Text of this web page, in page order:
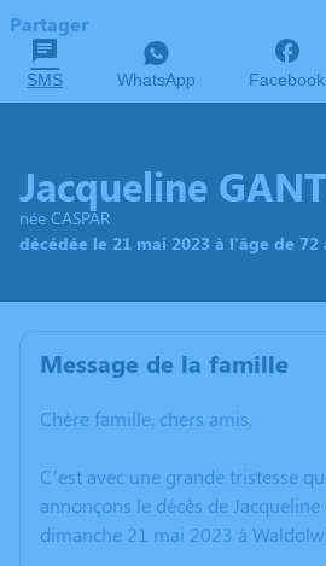
Partager
SMS WhatsApp Facebook
Jacqueline
née CASPAR
décédée le 21 mai 2023 à l'âge de 72
Message de la famille
Chère famille, chers amis,
C’est avec une grande tristesse
annonçons le décès de
dimanche 21 mai 2023 à